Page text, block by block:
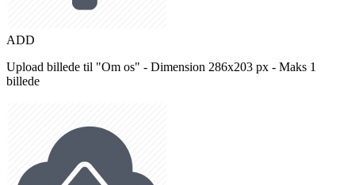
ADD
Upload billede til "Om os" - Dimension 286x203 px - Maks 1
billede